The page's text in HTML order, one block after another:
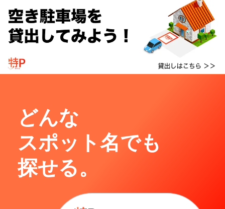
どんな
スポット名でも
探せる。